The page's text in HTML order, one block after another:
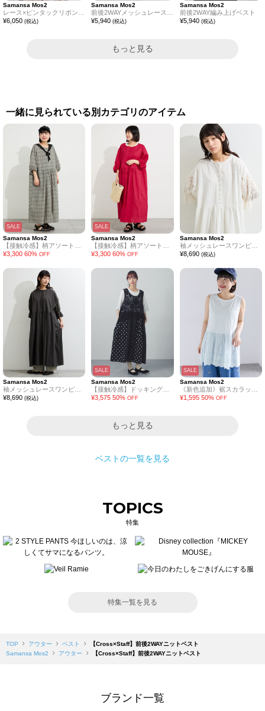
Samansa Mos2
¥6,050 (税込)
Samansa Mos2
¥5,940 (税込)
Samansa Mos2
前後2WAY編み上げベスト
¥5,940 (税込)
もっと見る
一緒に見られている別カテゴリのアイテム
SALE
Samansa Mos2
¥3,300 60% OFF
SALE
Samansa Mos2
¥3,300 60%OFF
Samansa Mos2
袖メッシュレースワンピース《WEB限定カラーあり》
¥8,690 (税込)
Samansa Mos2
¥8,690 (税込)
SALE
Samansa Mos2
¥3,575 50%OFF
SALE
Samansa Mos2
¥1,595 50% OFF
もっと見る
ベストの一覧を見る
TOPICS
特集
特集一覧を見る
TOP アウター ベスト
【Cross×Staff】前後2WAYニットベスト
Samansa Mos2
アウター 【Cross×Staff】前後2WAYニットベスト
ブランド一覧